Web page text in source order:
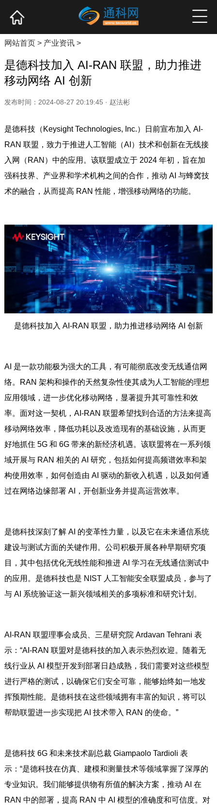
产业资讯 企业新品 高端访谈
网站首页> 产业资讯>
是德科技加入 AI-RAN 联盟，助力推进
移动网络 AI 创新
发布时间：2024-08-27 20:19:45 · 赵法彬
是德科技（Keysight Technologies, Inc.）日前宣布加入 AI-
RAN 联盟，致力于推进人工智能（AI）技术和创新在无线接
入网（RAN）中的应用。该联盟成立于 2024 年初，旨在加
强科技界、产业界和学术机构之间的合作，推动 AI 与蜂窝技
术的融合，从而提高 RAN 性能，增强移动网络的功能。
是德科技加入 AI-RAN 联盟，助力推进移动网络 AI 创新
AI 是一款功能极为强大的工具，有可能彻底改变无线通信网
络。RAN 架构和操作的天然复杂性使其成为人工智能的理想
应用领域，进一步优化移动网络，显著提升其可靠性和效
率。面对这一契机，AI-RAN 联盟希望找到合适的方法来提高
移动网络效率，降低功耗以及改造现有的基础设施，从而更
好地抓住 5G 和 6G 带来的新经济机遇。该联盟将在一系列领
域开展与 RAN 相关的 AI 研究，包括如何提高频谱效率和架
构使用效率，如何创造由 AI 驱动的新收入机遇，以及如何通
过在网络边缘部署 AI，开创新业务并提高运营效率。
是德科技深刻了解 AI 的变革性力量，以及它在未来通信系统
建设与测试方面的关键作用。公司积极开展各种早期研究项
目，其中包括优化无线性能和推进 AI 学习在无线通信测试中
的应用。是德科技也是 NIST 人工智能安全联盟成员，参与了
与 AI 系统验证这一新兴领域相关的多项标准和研究计划。
AI-RAN 联盟理事会成员、三星研究院 Ardavan Tehrani 表
示：“AI-RAN 联盟对是德科技的加入表示热烈欢迎。随着无
线行业从 AI 模型开发到部署日趋成熟，我们需要对这些模型
进行严格的测试，以确保它们安全可靠，能够始终如一地发
挥预期性能。是德科技在这些领域拥有丰富的知识，将可以
帮助联盟进一步实现把 AI 技术带入 RAN 的使命。”
是德科技 6G 和未来技术副总裁 Giampaolo Tardioli 表
示：“是德科技在仿真、建模和测量技术等领域掌握了深厚的
专业知识。我们能够提供物有所值的解决方案，推动 AI 在
RAN 中的部署，提高 RAN 中 AI 模型的准确度和可信度。对